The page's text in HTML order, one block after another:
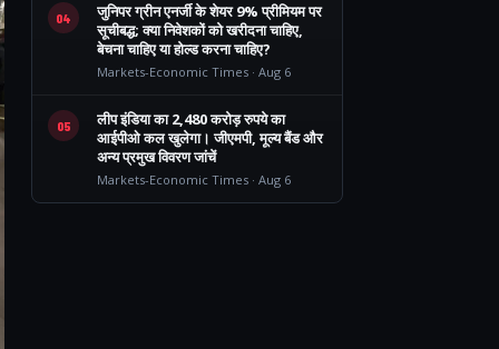
04
जुनिपर ग्रीन एनर्जी के शेयर 9% प्रीमियम पर
सूचीबद्ध; क्या निवेशकों को खरीदना चाहिए,
बेचना चाहिए या होल्ड करना चाहिए?
Markets-Economic Times · Aug 6
05
लीप इंडिया का 2,480 करोड़ रुपये का
आईपीओ कल खुलेगा। जीएमपी, मूल्य बैंड और
अन्य प्रमुख विवरण जांचें
Markets-Economic Times · Aug 6